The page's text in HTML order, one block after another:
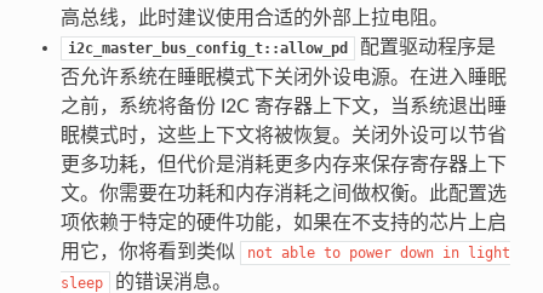
高总线，此时建议使用合适的外部上拉电阻。
i2c_master_bus_config_t::allow_pd
配置驱动程序是
否允许系统在睡眠模式下关闭外设电源。在进入睡眠
之前，系统将备份 I2C 寄存器上下文，当系统退出睡
眠模式时，这些上下文将被恢复。关闭外设可以节省
更多功耗，但代价是消耗更多内存来保存寄存器上下
文。你需要在功耗和内存消耗之间做权衡。此配置选
项依赖于特定的硬件功能，如果在不支持的芯片上启
用它，你将看到类似
not able to power down in light
sleep
的错误消息。